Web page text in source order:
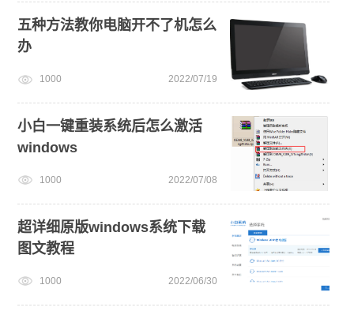
五种方法教你电脑开不了机怎么
办
1000 2022/07/19
小白一键重装系统后怎么激活
windows
1000 2022/07/08
超详细原版windows系统下载
图文教程
1000 2022/06/30